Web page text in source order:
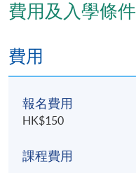
費用及入學條件
費用
報名費用
HK$150
課程費用